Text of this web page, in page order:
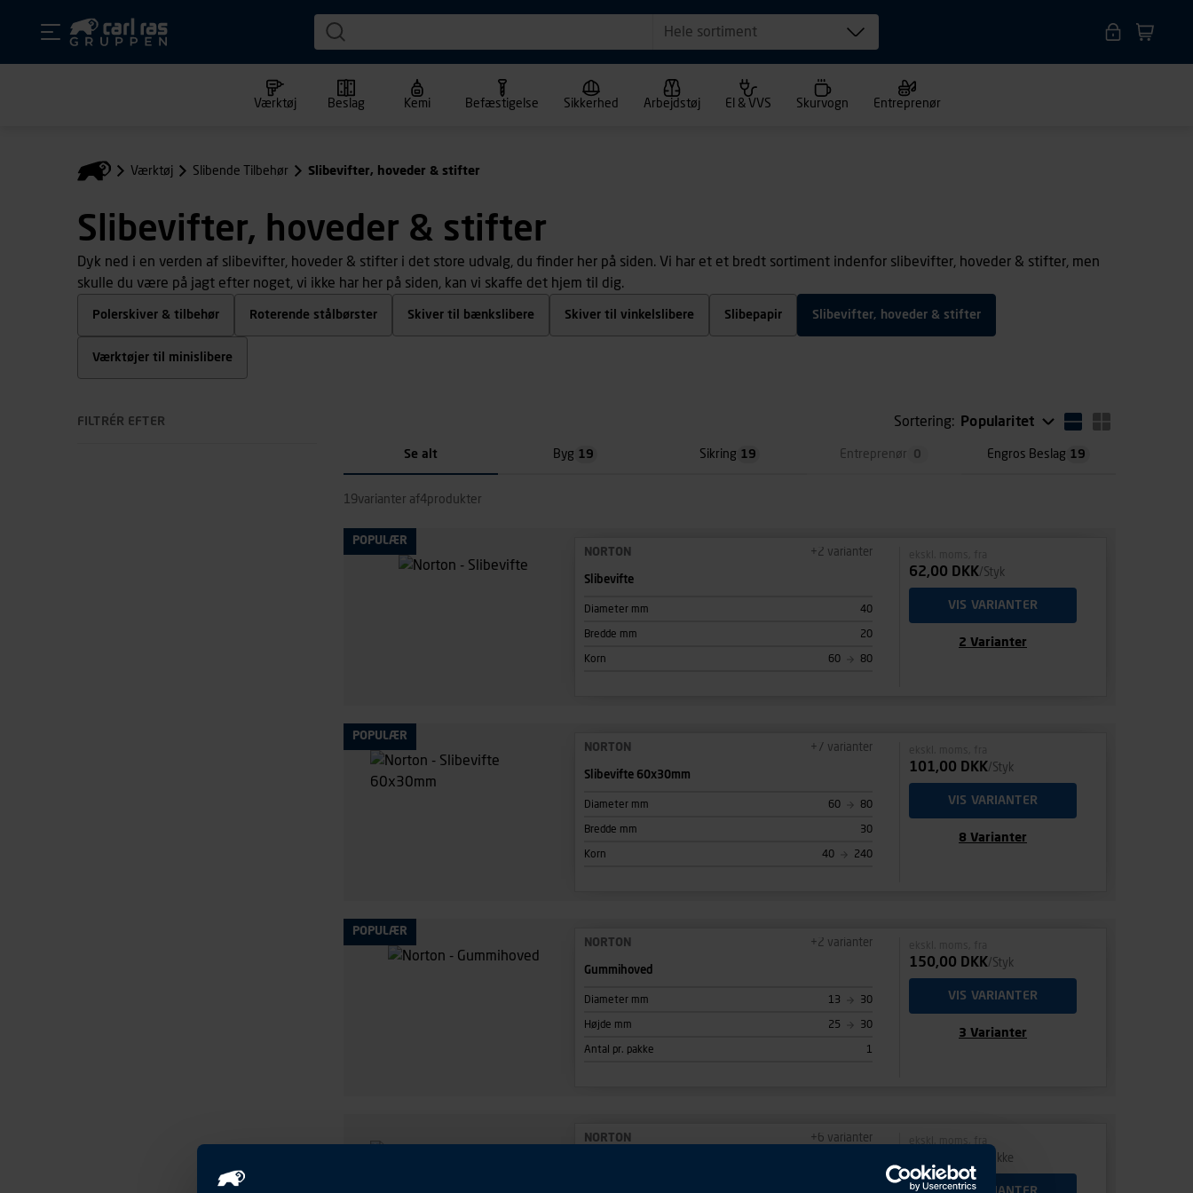
Hele sortiment
Værktøj Beslag Kemi Befæstigelse Sikkerhed Arbejdstøj El & VVS Skurvogn Entreprenør
Værktøj Slibende Tilbehør Slibevifter, hoveder & stifter
Slibevifter, hoveder & stifter
Dyk ned i en verden af slibevifter, hoveder & stifter i det store udvalg, du finder her på siden. Vi har et et bredt sortiment indenfor slibevifter, hoveder & stifter, men
skulle du være på jagt efter noget, vi ikke har her på siden, kan vi skaffe det hjem til dig.
Polerskiver & tilbehør Roterende stålbørster Skiver til bænkslibere Skiver til vinkelslibere Slibepapir Slibevifter, hoveder & stifter
Værktøjer til minislibere
FILTRÉR EFTER Sortering: Popularitet
Se alt Byg 19 Sikring 19 Entreprenør 0 Engros Beslag 19
19varianter af4produkter
POPULÆR
NORTON
+2 varianter
Slibevifte
Diameter mm 40
Bredde mm 20
Korn 60 80
62,00 DKK/Styk
VIS VARIANTER
2 Varianter
POPULÆR
NORTON
+ 7 varianter
Slibevifte 60x30mm
Diameter mm 60 80
Bredde mm 30
Korn 40 240
101,00 DKK/Styk
VIS VARIANTER
8 Varianter
POPULÆR
NORTON
+2 varianter
Gummihoved
Diameter mm 13 30
Højde mm 25 30
Antal pr. pakke 1
150,00 DKK/Styk
VIS VARIANTER
3 Varianter
NORTON +6 varianter
/Pakke